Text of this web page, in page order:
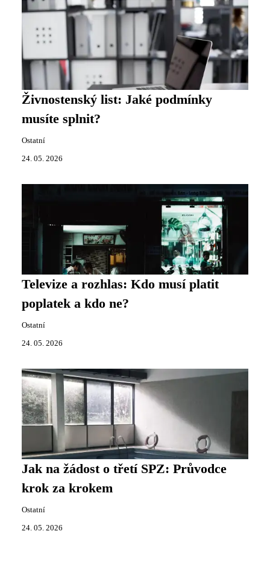
Živnostenský list: Jaké podmínky
musíte splnit?
Ostatní
24. 05. 2026
Televize a rozhlas: Kdo musí platit
poplatek a kdo ne?
Ostatní
24. 05. 2026
Jak na žádost o třetí SPZ: Průvodce
krok za krokem
Ostatní
24. 05. 2026